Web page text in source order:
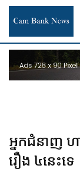
Skip
content
អ្នកជំនាញ ហ
រឿង ៤នេះទេ